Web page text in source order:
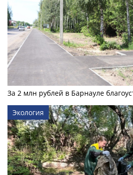
За 2 млн рублей в Барнауле
Экология